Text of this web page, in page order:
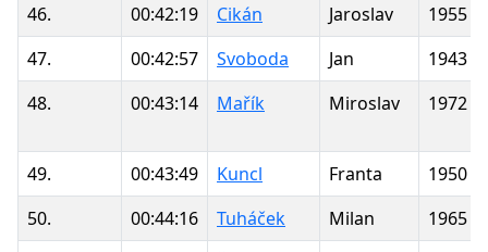
46.
00:42:19 Cikán Jaroslav
1955
47.
00:42:57 Svoboda Jan
1943
48.
00:43:14 Mařík Miroslav 1972
49. 00:43:49 Kuncl Franta
1950
50.
00:44:16 Tuháček Milan
1965